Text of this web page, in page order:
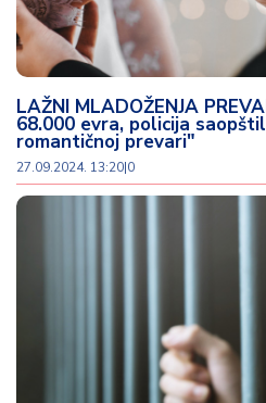
LAŽNI MLADOŽENJA
68.000 evra, policija
romantičnoj prevari"
27.09.2024. 13:20|0